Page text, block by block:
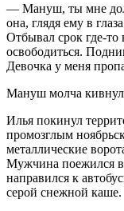
— Мануш, ты мне
она, глядя ему в
Отбывал срок где-то
освободиться.
Девочка у меня
Мануш молча кивнул
Илья покинул
промозглым
металлические
Мужчина поежился в
направился к
серой снежной каше.